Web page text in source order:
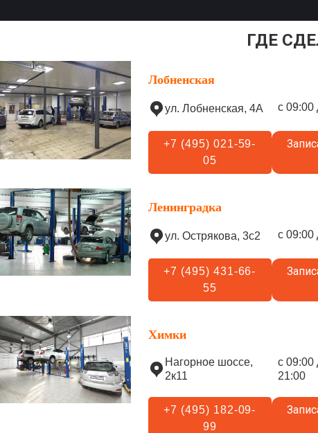
ГДЕ
Лобненская
ул. Лобненская, 4А с 09:00
+7 (495) 021-59-
05
Ленинградка
ул. Острякова, 3с2 с 09:00
+7 (495) 431-66-
55
Химки
Нагорное шоссе,
2к11
с 09:00
21:00
+7 (495) 182-09-
99